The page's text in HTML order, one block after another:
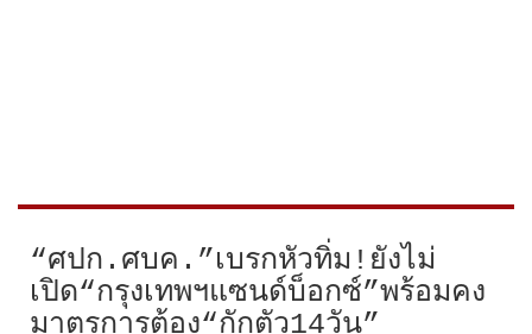
“ศปก.ศบค.”เบรกหัวทิ่ม!ยังไม่
เปิด“กรุงเทพฯแซนด์บ็อกซ์”พร้อมคง
มาตรการต้อง“กักตัว14วัน”